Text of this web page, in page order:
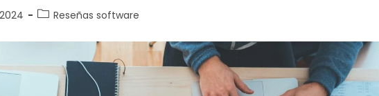
Reseñas software